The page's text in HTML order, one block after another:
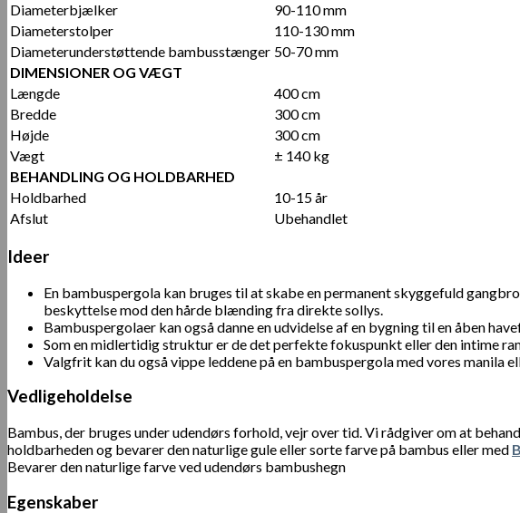
Diameterbjælker
90-110 mm
Diameterstolper
110-130 mm
Diameterunderstøttende bambusstænger 50-70 mm
DIMENSIONER OG VÆGT
Længde
400 cm
Bredde
300 cm
Højde
300 cm
Vægt
± 140 kg
BEHANDLING OG HOLDBARHED
Holdbarhed
10-15 år
Afslut
Ubehandlet
Ideer
En bambuspergola kan bruges til at skabe en permanent skyggefuld
beskyttelse mod den hårde blænding fra direkte sollys.
Bambuspergolaer kan også danne en udvidelse af en bygning til en åben
Som en midlertidig struktur er de det perfekte fokuspunkt eller den intime
Valgfrit kan du også vippe leddene på en bambuspergola med vores
Vedligeholdelse
Bambus, der bruges under udendørs forhold, vejr over tid. Vi rådgiver om at
holdbarheden og bevarer den naturlige gule eller sorte farve på bambus eller med
Bevarer den naturlige farve ved udendørs bambushegn
Egenskaber